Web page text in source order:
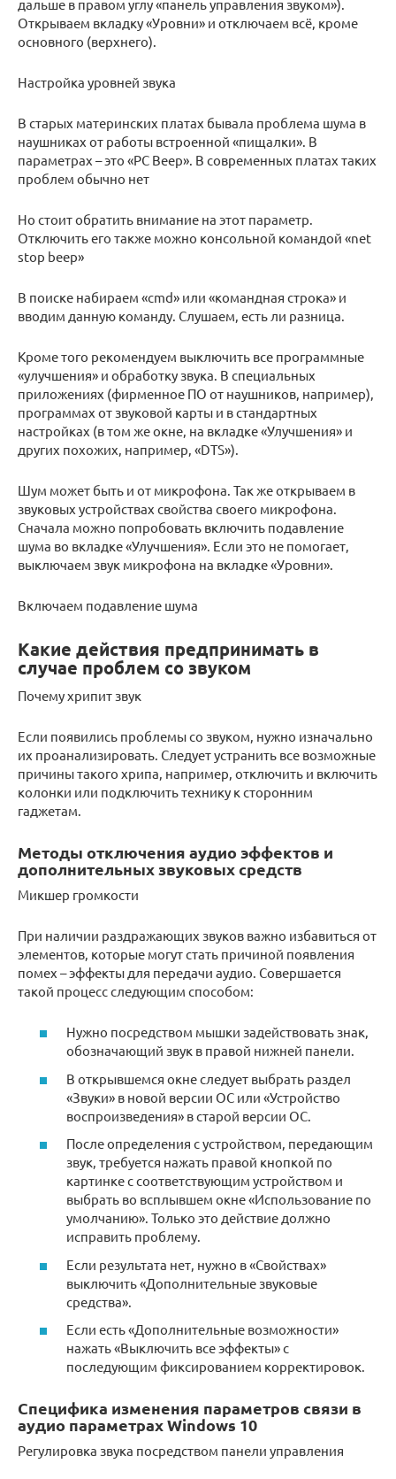
дальше в правом углу «панель управления звуком»).
Открываем вкладку «Уровни» и отключаем всё, кроме
основного (верхнего).
Настройка уровней звука
В старых материнских платах бывала проблема шума в
наушниках от работы встроенной «пищалки». В
параметрах – это «PC Beep». В современных платах таких
проблем обычно нет
Но стоит обратить внимание на этот параметр.
Отключить его также можно консольной командой «net
stop beep»
В поиске набираем «cmd» или «командная строка» и
вводим данную команду. Слушаем, есть ли разница.
Кроме того рекомендуем выключить все программные
«улучшения» и обработку звука. В специальных
приложениях (фирменное ПО от наушников, например),
программах от звуковой карты и в стандартных
настройках (в том же окне, на вкладке «Улучшения» и
других похожих, например, «DTS»).
Шум может быть и от микрофона. Так же открываем в
звуковых устройствах свойства своего микрофона.
Сначала можно попробовать включить подавление
шума во вкладке «Улучшения». Если это не помогает,
выключаем звук микрофона на вкладке «Уровни».
Включаем подавление шума
Какие действия предпринимать в
случае проблем со звуком
Почему хрипит звук
Если появились проблемы со звуком, нужно изначально
их проанализировать. Следует устранить все возможные
причины такого хрипа, например, отключить и включить
колонки или подключить технику к сторонним
гаджетам.
Методы отключения аудио эффектов и
дополнительных звуковых средств
Микшер громкости
При наличии раздражающих звуков важно избавиться от
элементов, которые могут стать причиной появления
помех – эффекты для передачи аудио. Совершается
такой процесс следующим способом:
Нужно посредством мышки задействовать знак,
обозначающий звук в правой нижней панели.
В открывшемся окне следует выбрать раздел
«Звуки» в новой версии ОС или «Устройство
воспроизведения» в старой версии ОС.
После определения с устройством, передающим
звук, требуется нажать правой кнопкой по
картинке с соответствующим устройством и
выбрать во всплывшем окне «Использование по
умолчанию». Только это действие должно
исправить проблему.
Если результата нет, нужно в «Свойствах»
выключить «Дополнительные звуковые
средства».
Если есть «Дополнительные возможности»
нажать «Выключить все эффекты» с
последующим фиксированием корректировок.
Специфика изменения параметров связи в
аудио параметрах Windows 10
Регулировка звука посредством панели управления